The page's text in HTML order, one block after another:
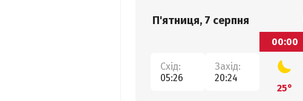
П'ятниця, 7 серпня
Схід:
05:26
Захід:
20:24
00:00
25°